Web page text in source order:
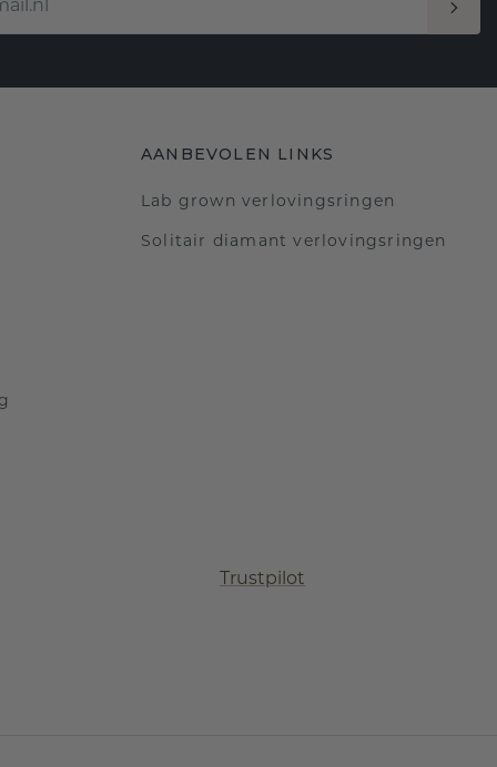
AANBEVOLEN LINKS
Lab grown verlovingsringen
Solitair diamant verlovingsringen
Trustpilot